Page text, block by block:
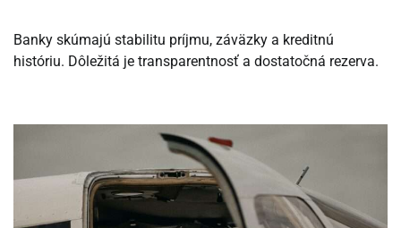
Banky skúmajú stabilitu príjmu, záväzky a kreditnú
históriu. Dôležitá je transparentnosť a dostatočná rezerva.